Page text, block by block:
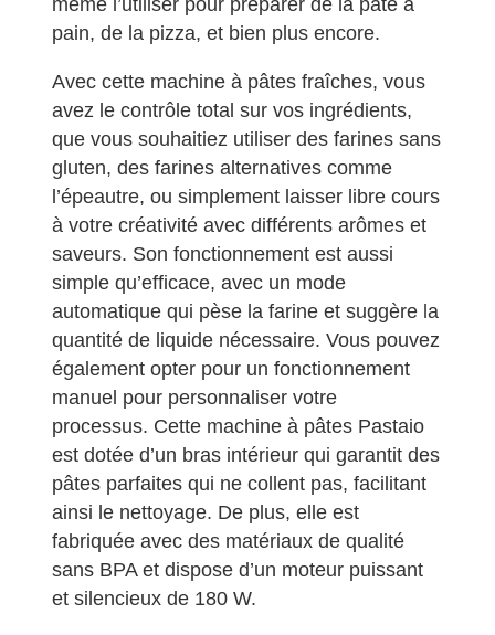
même l’utiliser pour préparer de la pâte à
pain, de la pizza, et bien plus encore.
Avec cette machine à pâtes fraîches, vous
avez le contrôle total sur vos ingrédients,
que vous souhaitiez utiliser des farines sans
gluten, des farines alternatives comme
l’épeautre, ou simplement laisser libre cours
à votre créativité avec différents arômes et
saveurs. Son fonctionnement est aussi
simple qu’efficace, avec un mode
automatique qui pèse la farine et suggère la
quantité de liquide nécessaire. Vous pouvez
également opter pour un fonctionnement
manuel pour personnaliser votre
processus. Cette machine à pâtes Pastaio
est dotée d’un bras intérieur qui garantit des
pâtes parfaites qui ne collent pas, facilitant
ainsi le nettoyage. De plus, elle est
fabriquée avec des matériaux de qualité
sans BPA et dispose d’un moteur puissant
et silencieux de 180 W.